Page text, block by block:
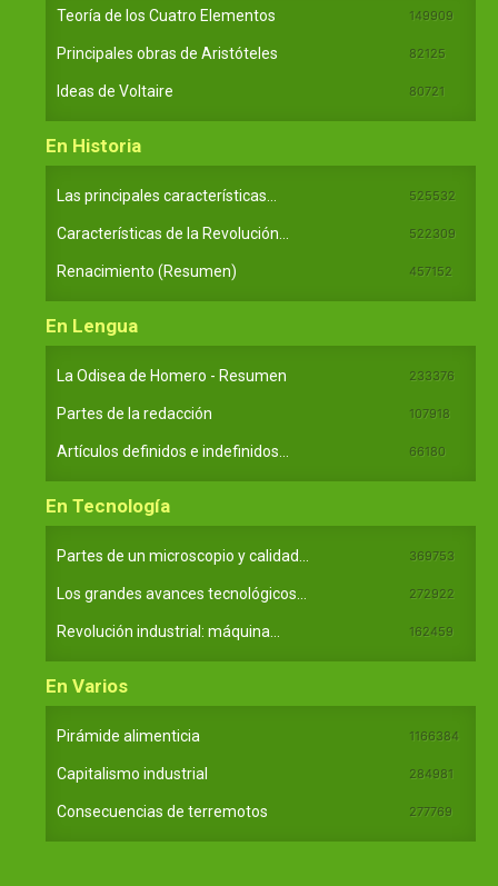
Teoría de los Cuatro Elementos 149909
Principales obras de Aristóteles 82125
Ideas de Voltaire 80721
En Historia
Las principales características... 525532
Características de la Revolución... 522309
Renacimiento (Resumen) 457152
En Lengua
La Odisea de Homero - Resumen 233376
Partes de la redacción 107918
Artículos definidos e indefinidos... 66180
En Tecnología
Partes de un microscopio y calidad... 369753
Los grandes avances tecnológicos... 272922
Revolución industrial: máquina... 162459
En Varios
Pirámide alimenticia 1166384
Capitalismo industrial 284981
Consecuencias de terremotos 277769